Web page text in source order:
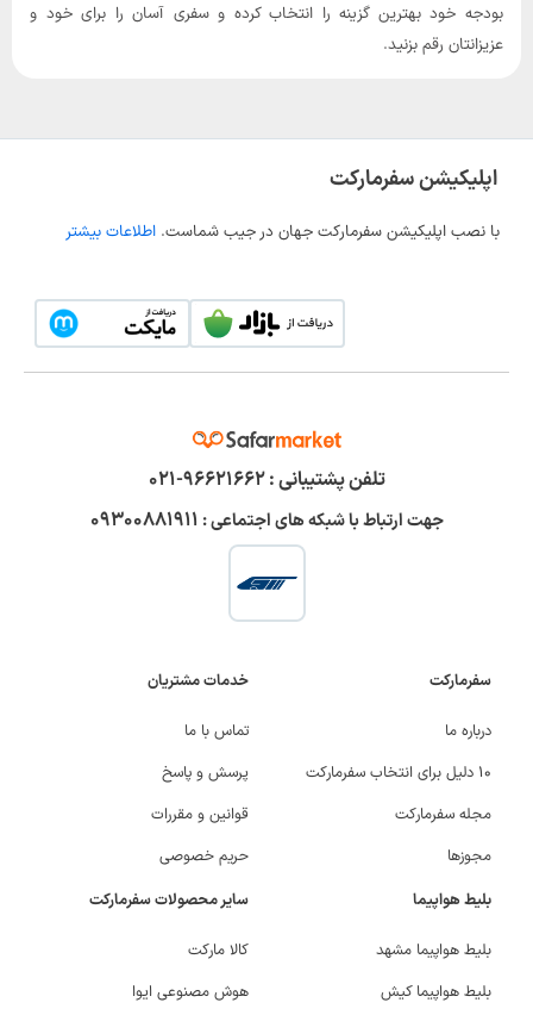
بودجه خود بهترین گزینه را انتخاب کرده و سفری آسان را برای خود و
عزیزانتان رقم بزنید.
اپلیکیشن سفرمارکت
با نصب اپلیکیشن سفرمارکت جهان در جیب شماست. اطلاعات بیشتر
تلفن پشتیبانی :۹۶۶۲۱۶۶۲-۰۲۱
جهت ارتباط با شبکه های اجتماعی : ۰۹۳۰۰۸۸۱۹۱۱
سفرمارکت
درباره ما
۱۰ دلیل برای انتخاب سفرمارکت
مجله سفرمارکت
مجوزها
خدمات مشتریان
تماس با ما
پرسش و پاسخ
قوانین و مقررات
حریم خصوصی
بلیط هواپیما
بلیط هواپیما مشهد
بلیط هواپیما کیش
سایر محصولات سفرمارکت
کالا مارکت
هوش مصنوعی ایوا